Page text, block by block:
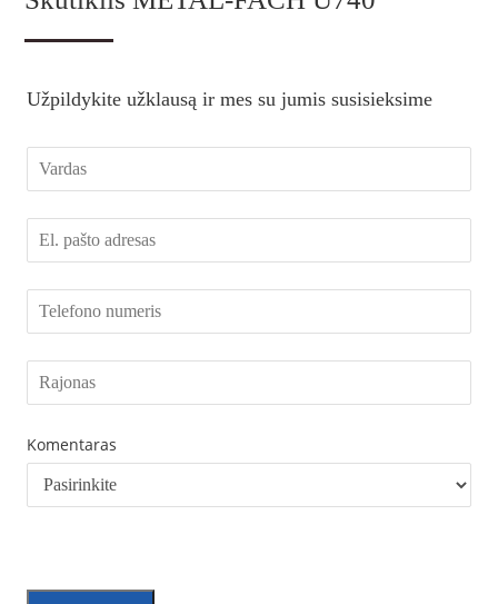
Užpildykite užklausą ir mes su jumis susisieksime
Komentaras